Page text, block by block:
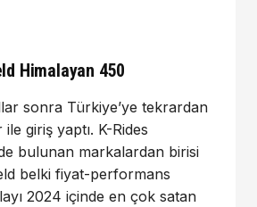
Himalayan 450
sonra Türkiye’ye tekrardan
giriş yaptı. K-Rides
bulunan markalardan birisi
belki fiyat-performans
2024 içinde en çok satan